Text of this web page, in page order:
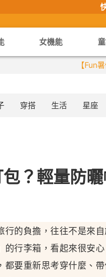
女機能
穿搭 生活 星座
？輕量防
的負擔，往往不是來
的行李箱，看起來很安
都要重新思考穿什麼、